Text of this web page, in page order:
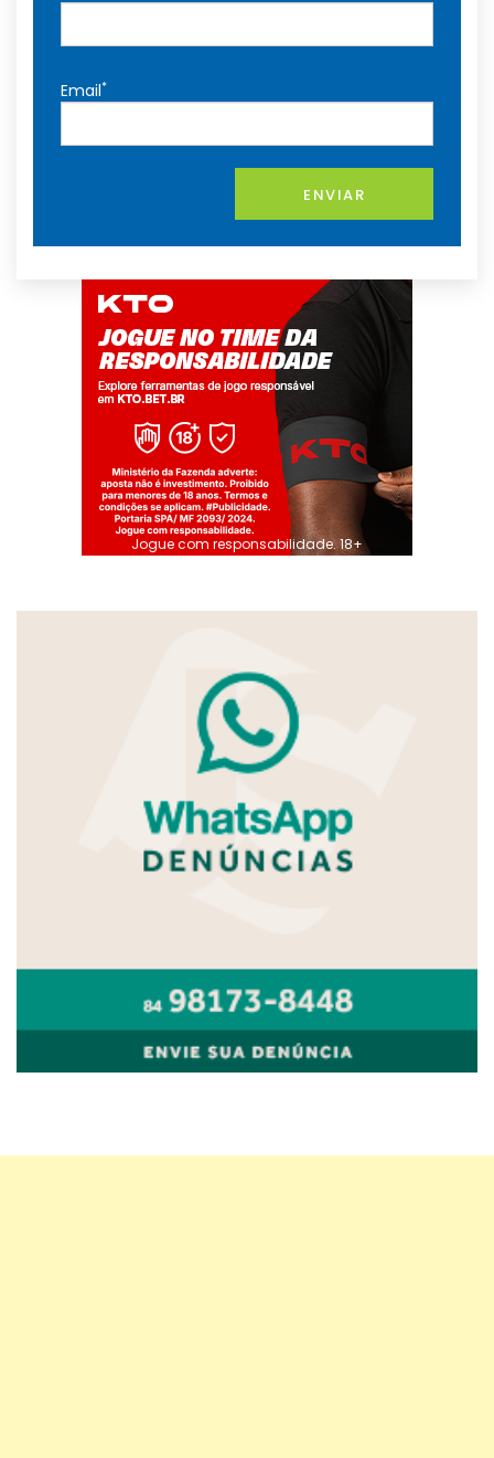
Email*
ENVIAR
Jogue com responsabilidade. 18+